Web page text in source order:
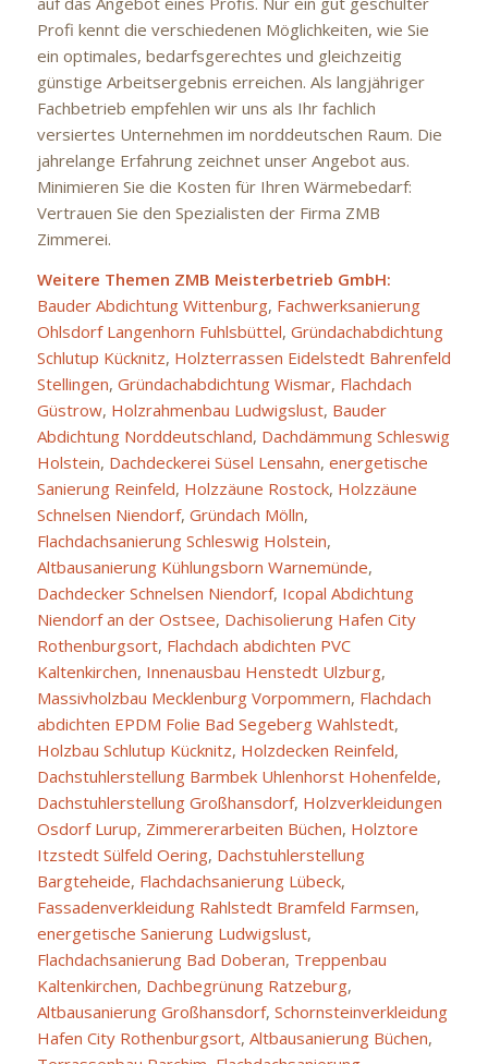
Profi kennt die verschiedenen Möglichkeiten, wie Sie
ein optimales, bedarfsgerechtes und gleichzeitig
günstige Arbeitsergebnis erreichen. Als langjähriger
Fachbetrieb empfehlen wir uns als Ihr fachlich
versiertes Unternehmen im norddeutschen Raum. Die
jahrelange Erfahrung zeichnet unser Angebot aus.
Minimieren Sie die Kosten für Ihren Wärmebedarf:
Vertrauen Sie den Spezialisten der Firma ZMB
Zimmerei.
Weitere Themen ZMB Meisterbetrieb GmbH:
Bauder Abdichtung Wittenburg, Fachwerksanierung
Ohlsdorf Langenhorn Fuhlsbüttel, Gründachabdichtung
Schlutup Kücknitz, Holzterrassen Eidelstedt Bahrenfeld
Stellingen, Gründachabdichtung Wismar, Flachdach
Güstrow, Holzrahmenbau Ludwigslust, Bauder
Abdichtung Norddeutschland, Dachdämmung Schleswig
Holstein, Dachdeckerei Süsel Lensahn, energetische
Sanierung Reinfeld, Holzzäune Rostock, Holzzäune
Schnelsen Niendorf, Gründach Mölln,
Flachdachsanierung Schleswig Holstein,
Altbausanierung Kühlungsborn Warnemünde,
Dachdecker Schnelsen Niendorf, Icopal Abdichtung
Niendorf an der Ostsee, Dachisolierung Hafen City
Rothenburgsort, Flachdach abdichten PVC
Kaltenkirchen, Innenausbau Henstedt Ulzburg,
Massivholzbau Mecklenburg Vorpommern, Flachdach
abdichten EPDM Folie Bad Segeberg Wahlstedt,
Holzbau Schlutup Kücknitz, Holzdecken Reinfeld,
Dachstuhlerstellung Barmbek Uhlenhorst Hohenfelde,
Dachstuhlerstellung Großhansdorf, Holzverkleidungen
Osdorf Lurup, Zimmererarbeiten Büchen, Holztore
Itzstedt Sülfeld Oering, Dachstuhlerstellung
Bargteheide, Flachdachsanierung Lübeck,
Fassadenverkleidung Rahlstedt Bramfeld Farmsen,
energetische Sanierung Ludwigslust,
Flachdachsanierung Bad Doberan, Treppenbau
Kaltenkirchen, Dachbegrünung Ratzeburg,
Altbausanierung Großhansdorf, Schornsteinverkleidung
Hafen City Rothenburgsort, Altbausanierung Büchen,